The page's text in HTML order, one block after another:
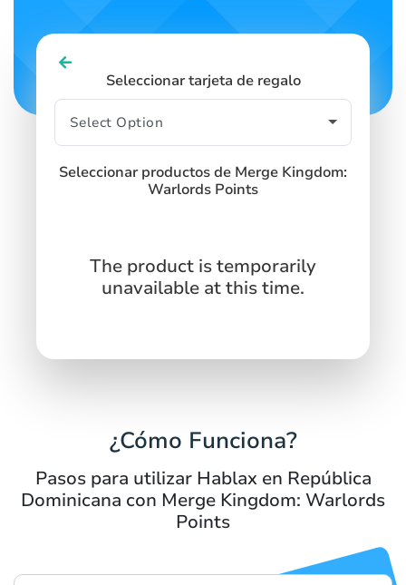
Seleccionar tarjeta de regalo
Seleccionar productos de Merge Kingdom:
Warlords Points
The product is temporarily
unavailable at this time.
¿Cómo Funciona?
Pasos para utilizar Hablax en República
Dominicana con Merge Kingdom: Warlords
Points